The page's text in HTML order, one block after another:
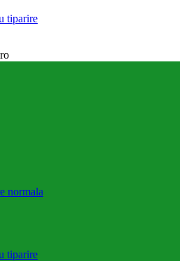
tiparire
normala
tiparire